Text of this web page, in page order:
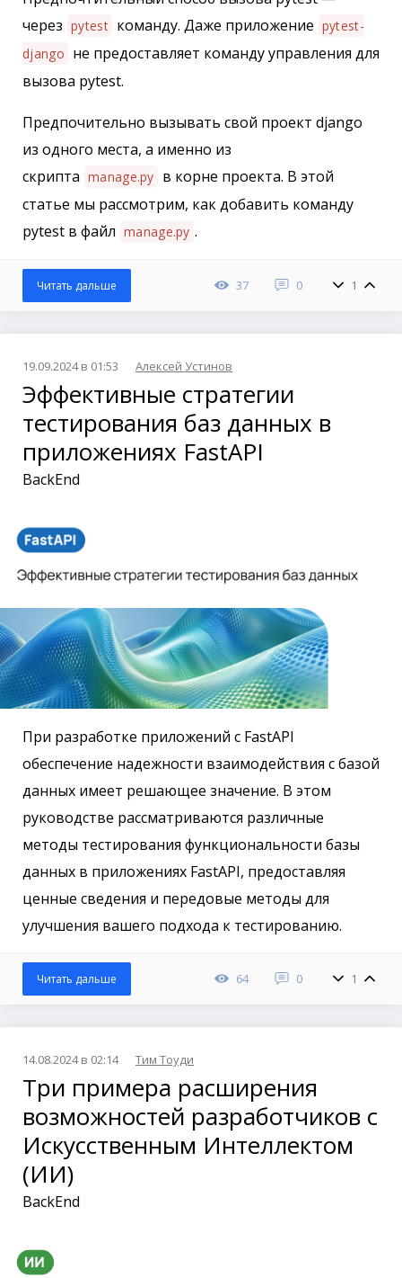
через pytest команду. Даже приложение pytest-
django не предоставляет команду управления для
вызова pytest.
Предпочительно вызывать свой проект django
из одного места, а именно из
скрипта manage.py в корне проекта. В этой
статье мы рассмотрим, как добавить команду
pytest в файл manage.py .
37 0 1
Читать дальше
19.09.2024 в 01:53 Алексей Устинов
Эффективные стратегии
тестирования баз данных в
приложениях FastAPI
BackEnd
При разработке приложений с FastAPI
обеспечение надежности взаимодействия с базой
данных имеет решающее значение. В этом
руководстве рассматриваются различные
методы тестирования функциональности базы
данных в приложениях FastAPI, предоставляя
ценные сведения и передовые методы для
улучшения вашего подхода к тестированию.
64 0 1
Читать дальше
14.08.2024 в 02:14 Тим Тоуди
Три примера расширения
возможностей разработчиков с
Искусственным Интеллектом
(ИИ)
BackEnd